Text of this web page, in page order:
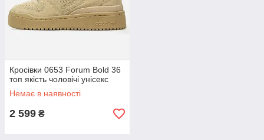
Кросівки 0653 Forum Bold 36
топ якість чоловічі унісекс
Немає в наявності
2 599 ₴